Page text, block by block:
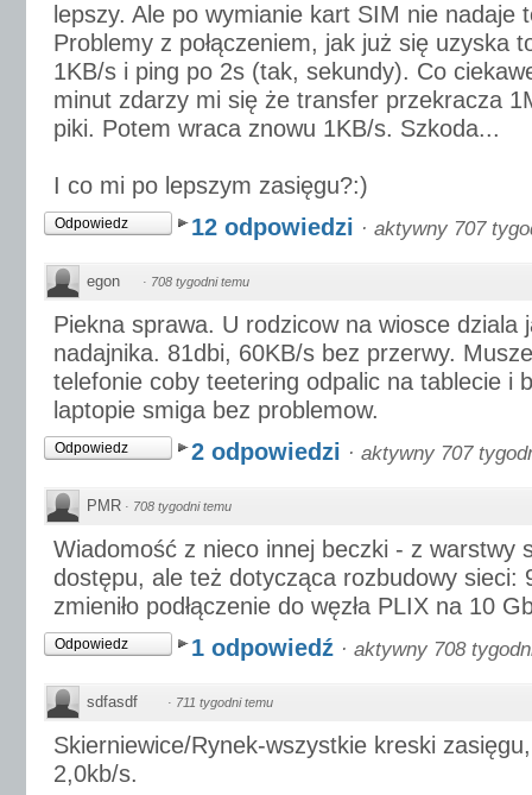
lepszy. Ale po wymianie kart SIM nie nadaje
Problemy z połączeniem, jak już się uzyska
1KB/s i ping po 2s (tak, sekundy). Co
minut zdarzy mi się że transfer przekracza
piki. Potem wraca znowu 1KB/s. Szkoda...
I co mi po lepszym zasięgu?:)
Odpowiedz 12 odpowiedzi · aktywny 707
egon · 708 tygodni temu
Piekna sprawa. U rodzicow na wiosce dziala
nadajnika. 81dbi, 60KB/s bez przerwy.
telefonie coby teetering odpalic na tablecie i
laptopie smiga bez problemow.
Odpowiedz 2 odpowiedzi · aktywny 707
PMR · 708 tygodni temu
Wiadomość z nieco innej beczki - z warstwy
dostępu, ale też dotycząca rozbudowy sieci:
zmieniło podłączenie do węzła PLIX na 10
Odpowiedz 1 odpowiedź · aktywny 708
sdfasdf · 711 tygodni temu
Skierniewice/Rynek-wszystkie kreski
2,0kb/s.